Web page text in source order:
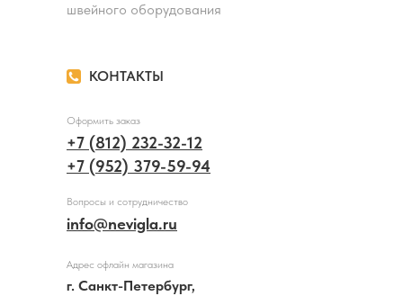
КОНТАКТЫ
швейного оборудования
+7 (812) 232-32-12
+7 (952) 379-59-94
info@nevigla.ru
Оформить заказ
Вопросы и сотрудничество
Адрес офлайн магазина
г. Санкт-Петербург,